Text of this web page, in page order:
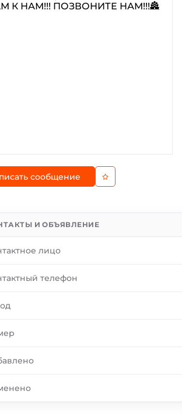
сообщение
И ОБЪЯВЛЕНИЕ
лицо
телефон